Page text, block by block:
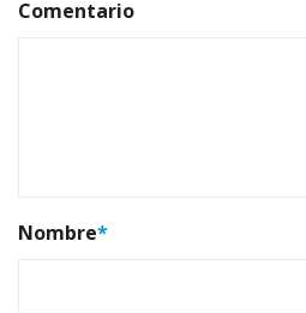
Comentario
Nombre*